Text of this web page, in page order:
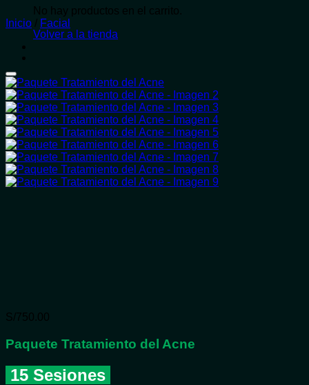
Volver a la tienda
Inicio Facial
Paquete Tratamiento del Acne
15 Sesiones